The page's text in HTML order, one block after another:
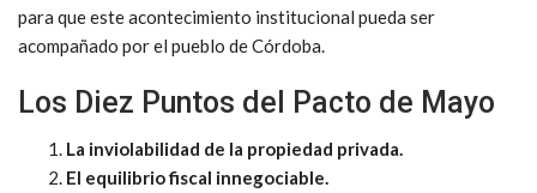
para que este acontecimiento institucional pueda ser
acompañado por el pueblo de Córdoba.
Los Diez Puntos del Pacto de Mayo
La inviolabilidad de la propiedad privada.
El equilibrio fiscal innegociable.